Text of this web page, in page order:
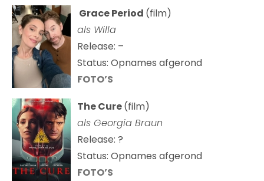
Grace Period (film)
als Willa
Release: –
Status: Opnames afgerond
FOTO’S
The Cure(film)
als Georgia Braun
Release: ?
Status: Opnames afgerond
FOTO’S